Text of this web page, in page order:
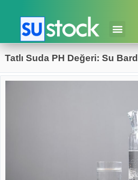
Tatlı Suda PH Değeri: Su